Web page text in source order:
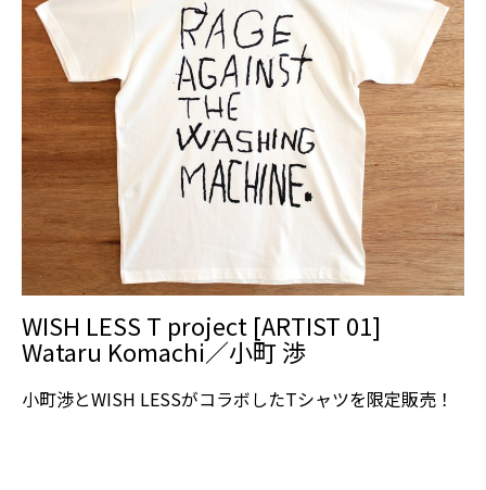
WISH LESS T project [ARTIST 01]
Wataru Komachi／小町 渉
小町渉とWISH LESSがコラボしたTシャツを限定販売！